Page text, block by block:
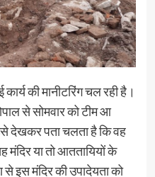
कार्य की मानीटरिंग चल रही है।
से सोमवार को टीम आ
देखकर पता चलता है कि वह
मंदिर या तो आततायियों के
से इस मंदिर की उपादेयता को